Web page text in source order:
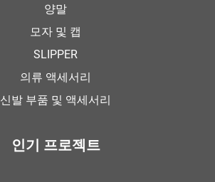
양말
모자 및 캡
SLIPPER
의류 액세서리
신발 부품 및 액세서리
인기 프로젝트